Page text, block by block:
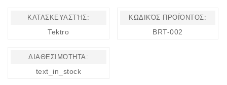
ΚΑΤΑΣΚΕΥΑΣΤΉΣ:
Tektro
ΚΩΔΙΚΌΣ ΠΡΟΪΌΝΤΟΣ:
BRT-002
ΔΙΑΘΕΣΙΜΌΤΗΤΑ:
text_in_stock